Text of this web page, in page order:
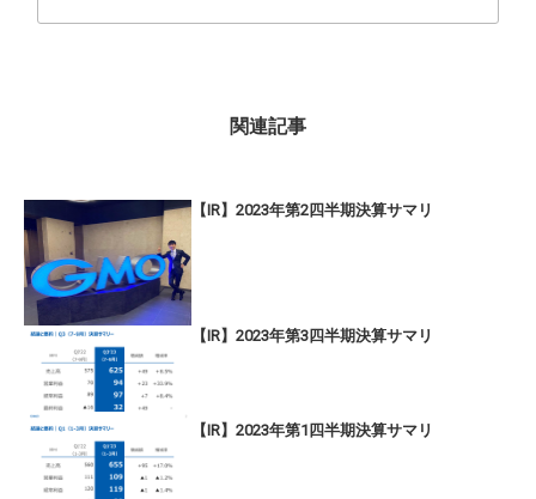
関連記事
【IR】2023年第2四半期決算サマリ
【IR】2023年第3四半期決算サマリ
【IR】2023年第1四半期決算サマリ